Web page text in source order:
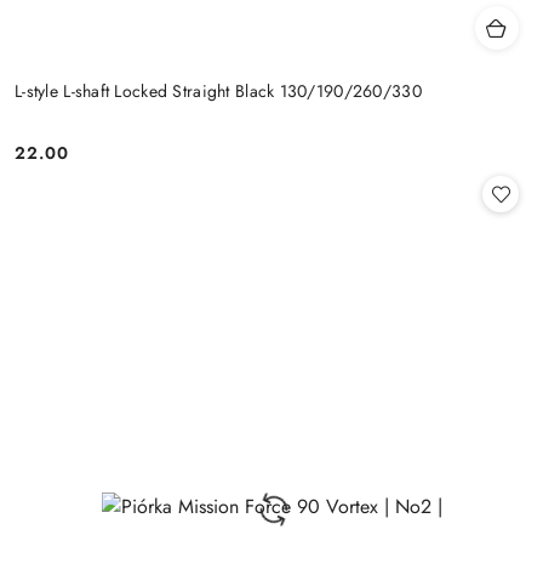
L-style L-shaft Locked Straight Black 130/190/260/330
Cena:
22.00